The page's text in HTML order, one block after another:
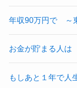
年収90万円で ～
お金が貯まる人は
もしあと１年で人